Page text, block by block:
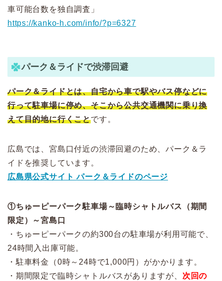
車可能台数を独自調査」
https://kanko-h.com/info/?p=6327
パーク＆ライドで渋滞回避
パーク＆ライドとは、自宅から車で駅やバス停などに
行って駐車場に停め、そこから公共交通機関に乗り換
えて目的地に行くことです。
広島では、宮島口付近の渋滞回避のため、パーク＆ラ
イドを推奨しています。
広島県公式サイト パーク＆ライドのページ
①ちゅーピーパーク駐車場～臨時シャトルバス（期間
限定）～宮島口
・ちゅーピーパークの約300台の駐車場が利用可能で、
24時間入出庫可能。
・駐車料金（0時～24時で1,000円）がかかります。
・期間限定で臨時シャトルバスがありますが、 次回の